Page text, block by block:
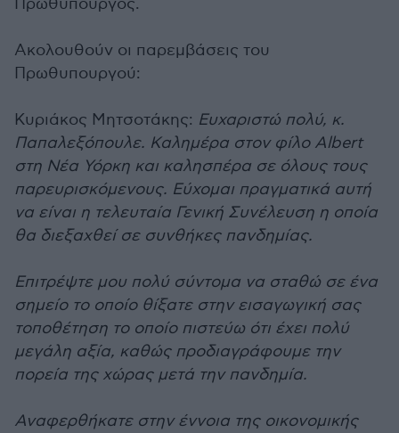
Ακολουθούν οι παρεμβάσεις του
Πρωθυπουργού:
Κυριάκος Μητσοτάκης: Ευχαριστώ πολύ, κ.
Παπαλεξόπουλε. Καλημέρα στον φίλο Albert
στη Νέα Υόρκη και καλησπέρα σε όλους τους
παρευρισκόμενους. Εύχομαι πραγματικά αυτή
να είναι η τελευταία Γενική Συνέλευση η οποία
θα διεξαχθεί σε συνθήκες πανδημίας.
Επιτρέψτε μου πολύ σύντομα να σταθώ σε ένα
σημείο το οποίο θίξατε στην εισαγωγική σας
τοποθέτηση το οποίο πιστεύω ότι έχει πολύ
μεγάλη αξία, καθώς προδιαγράφουμε την
πορεία της χώρας μετά την πανδημία.
Αναφερθήκατε στην έννοια της οικονομικής